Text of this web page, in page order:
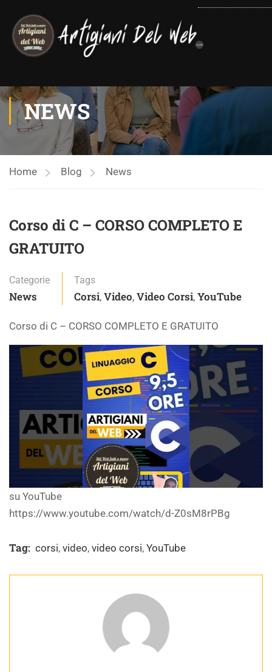
NEWS
Home Blog News
Corso di C – CORSO COMPLETO E
GRATUITO
Categorie
News
Tags
Corsi, Video, Video Corsi, YouTube
Corso di C – CORSO COMPLETO E GRATUITO
su YouTube
https://www.youtube.com/watch/d-Z0sM8rPBg
Tag: corsi, video, video corsi, YouTube